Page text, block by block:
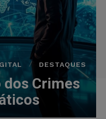
DESTAQUES
Crimes